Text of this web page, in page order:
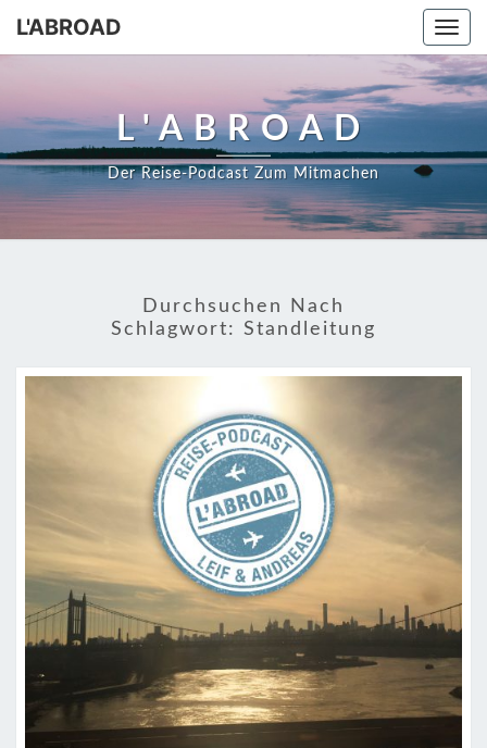
Skip
L'ABROAD
L'ABROAD
Der Reise-Podcast Zum Mitmachen
Durchsuchen Nach
Schlagwort: Standleitung